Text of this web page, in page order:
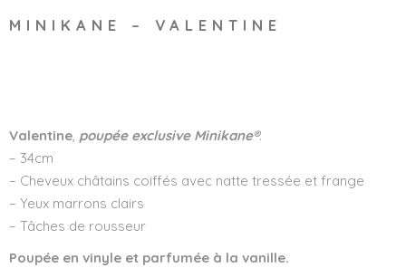
MINIKANE – VALENTINE
Valentine, poupée exclusive Minikane®.
– 34cm
– Cheveux châtains coiffés avec natte tressée et frange
– Yeux marrons clairs
– Tâches de rousseur
Poupée en vinyle et parfumée à la vanille.